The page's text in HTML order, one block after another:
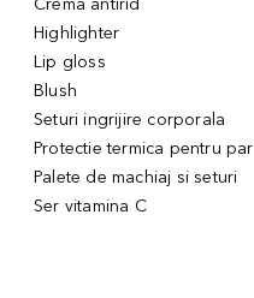
Crema antirid
Highlighter
Lip gloss
Blush
Seturi ingrijire corporala
Protectie termica pentru par
Palete de machiaj si seturi
Ser vitamina C